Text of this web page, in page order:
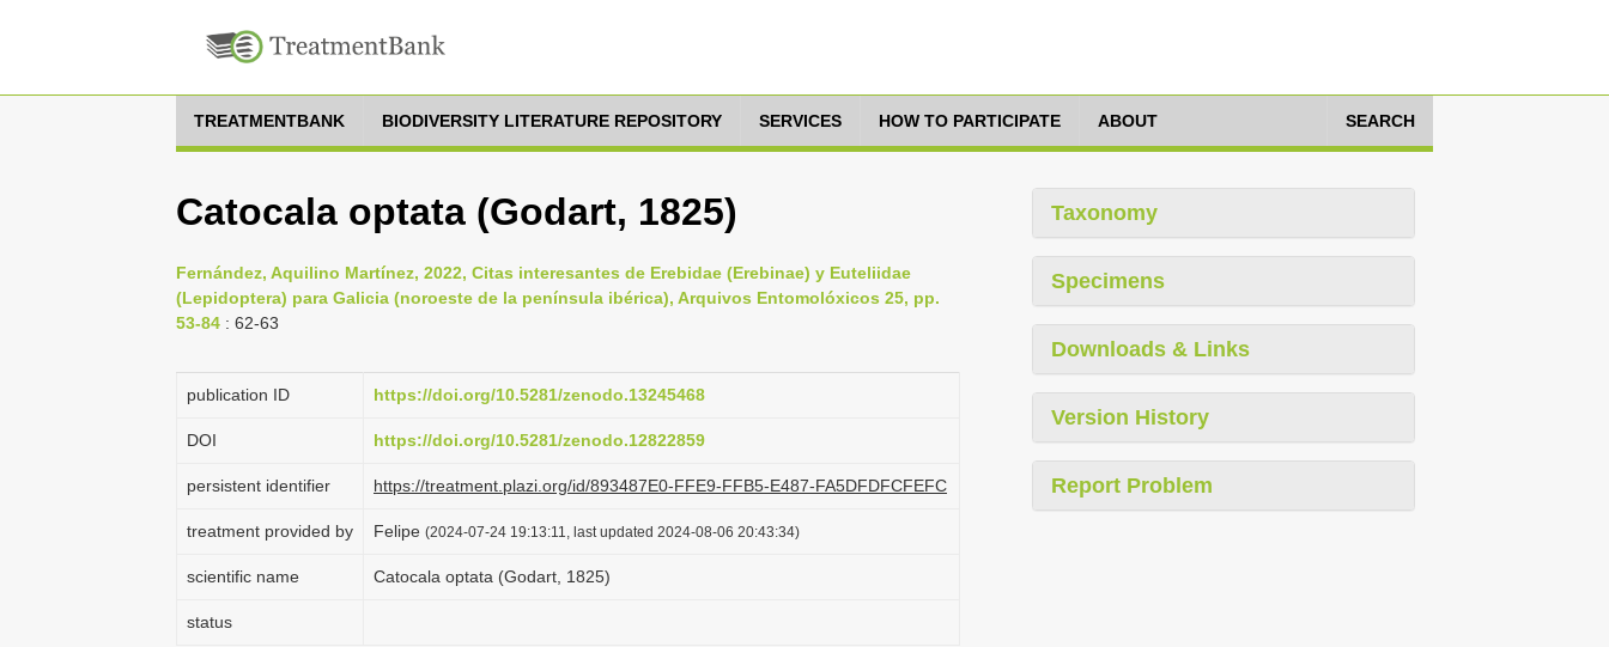
TREATMENTBANK BIODIVERSITY LITERATURE REPOSITORY SERVICES HOW TO PARTICIPATE ABOUT SEARCH
Catocala optata (Godart, 1825)
Fernández, Aquilino Martínez, 2022, Citas interesantes de Erebidae (Erebinae) y Euteliidae
(Lepidoptera) para Galicia (noroeste de la península ibérica), Arquivos Entomolóxicos 25, pp.
53-84 : 62-63
publication ID https://doi.org/10.5281/zenodo.13245468
DOI https://doi.org/10.5281/zenodo.12822859
persistent identifier https://treatment.plazi.org/id/893487E0-FFE9-FFB5-E487-FA5DFDFCFEFC
treatment provided by Felipe (2024-07-24 19:13:11, last updated 2024-08-06 20:43:34)
scientific name Catocala optata (Godart, 1825)
status
Taxonomy
Specimens
Downloads & Links
Version History
Report Problem